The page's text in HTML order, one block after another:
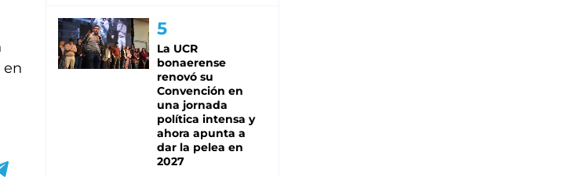
en
La UCR
bonaerense
renovó su
Convención en
una jornada
política intensa y
ahora apunta a
dar la pelea en
2027